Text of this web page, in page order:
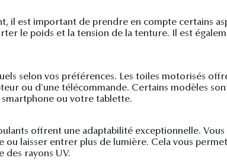
il est important de prendre en compte certains
le poids et la tension de la tenture. Il est
selon vos préférences. Les toiles motorisés
ou d'une télécommande. Certains modèles
ou votre tablette.
offrent une adaptabilité exceptionnelle.
ou laisser entrer plus de lumière. Cela vous
des rayons UV.